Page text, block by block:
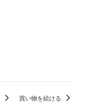
買い物を続ける